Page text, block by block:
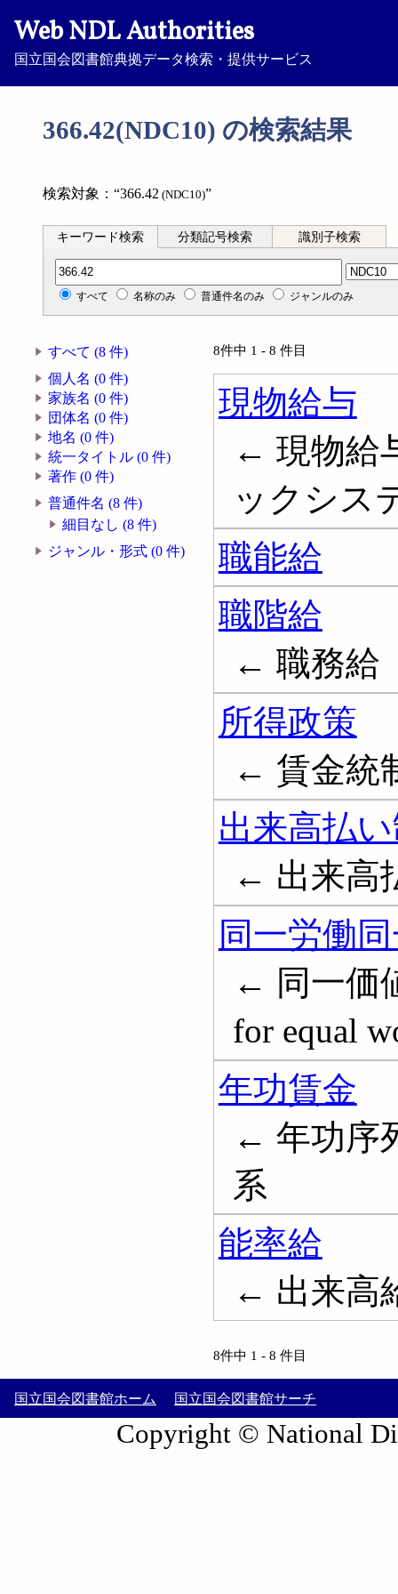
Web NDL Authorities
国立国会図書館典拠データ検索・提供サービス
366.42(NDC10) の検索結果
検索対象：“366.42 (NDC10)”
キーワード検索 分類記号検索 識別子検索
分類記号検索
すべて 名称のみ 普通件名のみ ジャンルのみ
すべて (8 件)
個人名 (0 件)
家族名 (0 件)
団体名 (0 件)
地名 (0 件)
統一タイトル (0 件)
著作 (0 件)
普通件名 (8 件)
細目なし (8 件)
ジャンル・形式 (0 件)
8件中 1 - 8 件目
現物給与
← 現物給
ックシス
職能給
職階給
← 職務給
所得政策
← 賃金統
出来高払
← 出来高
同一労働
← 同一価
for equal
年功賃金
← 年功序
系
能率給
← 出来高
8件中 1 - 8 件目
国立国会図書館ホーム 国立国会図書館サーチ
Copyright © National